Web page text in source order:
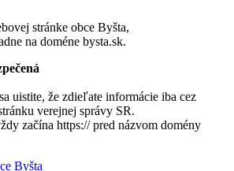
stránke obce Byšta,
na doméne bysta.sk.
uistite, že zdieľate informácie iba cez
verejnej správy SR.
začína https:// pred názvom domény